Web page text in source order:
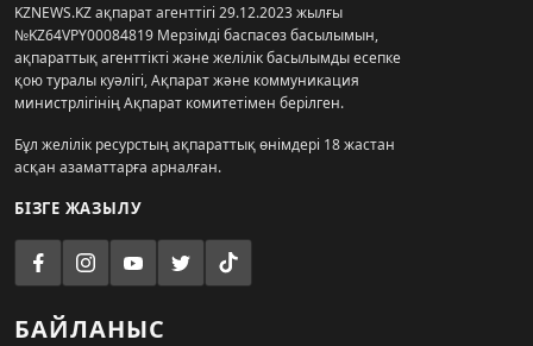
KZNEWS.KZ ақпарат агенттігі 29.12.2023 жылғы
№KZ64VPY00084819 Мерзімді баспасөз басылымын,
ақпараттық агенттікті және желілік басылымды есепке
қою туралы куәлігі, Ақпарат және коммуникация
министрлігінің Ақпарат комитетімен берілген.
Бұл желілік ресурстың ақпараттық өнімдері 18 жастан
асқан азаматтарға арналған.
БІЗГЕ ЖАЗЫЛУ
БАЙЛАНЫС